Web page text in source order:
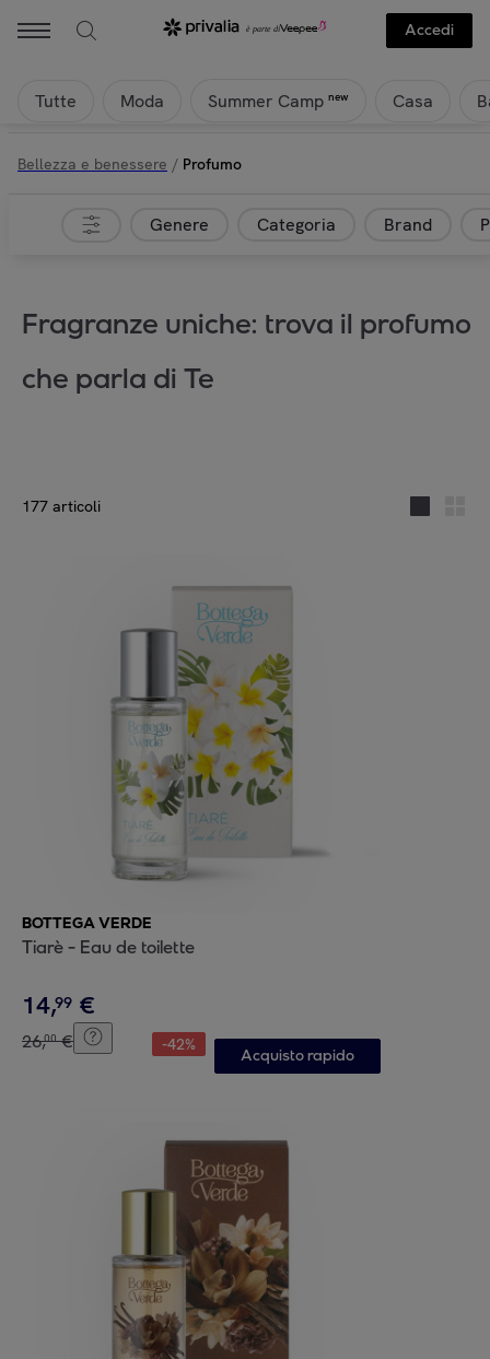
Accedi
Tutte Moda Summer Camp new Casa
Bellezza e benessere / Profumo
Genere Categoria Brand
Fragranze uniche: trova il profumo
che parla di Te
177 articoli
BOTTEGA VERDE
Tiarè - Eau de toilette
14,99 €
26,00 € -42%
Acquisto rapido